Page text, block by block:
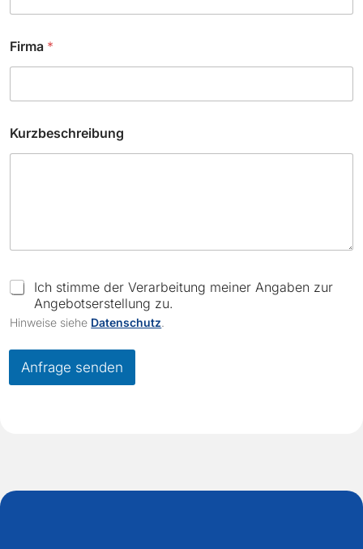
r
i
g
h
e
e
Firma *
Kurzbeschreibung
C
e
c
k
Ich stimme der Verarbeitung meiner Angaben zur
Angebotserstellung zu.
Hinweise siehe Datenschutz
Anfrage senden